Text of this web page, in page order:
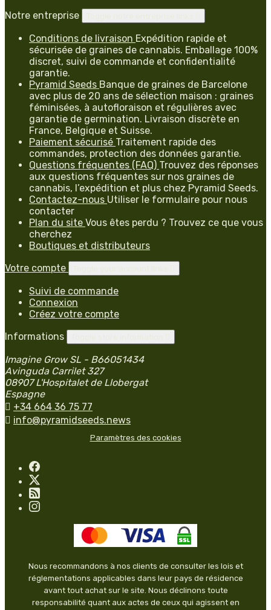
Notre entreprise
Conditions de livraison Expédition rapide et
sécurisée de graines de cannabis. Emballage 100%
discret, suivi de commande et confidentialité
garantie.
Pyramid Seeds Banque de graines de Barcelone
avec plus de 20 ans de sélection maison : graines
féminisées, à autofloraison et régulières avec
garantie de germination. Livraison discrète en
France, Belgique et Suisse.
Paiement sécurisé Traitement rapide des
commandes, protection des données garantie.
Questions fréquentes (FAQ) Trouvez des réponses
aux questions fréquentes sur nos graines de
cannabis, l’expédition et plus chez Pyramid Seeds.
Contactez-nous Utiliser le formulaire pour nous
contacter
Plan du site Vous êtes perdu ? Trouvez ce que vous
cherchez
Boutiques et distributeurs
Votre compte
Suivi de commande
Connexion
Créez votre compte
Informations
Imagine Grow SL - B66051434
Avinguda Carrilet 327
08907 L'Hospitalet de Llobergat
Espagne
 +34 664 36 75 77
 info@pyramidseeds.news
Paramètres des cookies
Nous recommandons à nos clients de consulter les lois et
réglementations applicables dans leur pays de résidence
avant tout achat sur le site. Nous déclinons toute
responsabilité quant aux actes de ceux qui agissent en